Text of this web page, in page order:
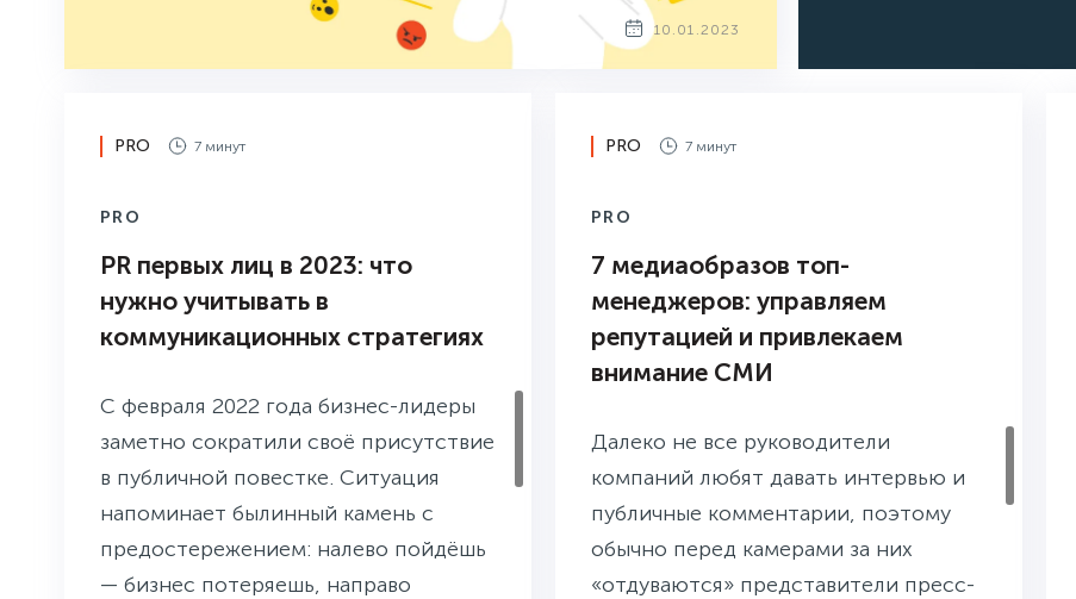
10.01.2023
PRO 7 минут
PRO
PR первых лиц в 2023: что
нужно учитывать в
коммуникационных стратегиях
С февраля 2022 года бизнес-лидеры
заметно сократили своё присутствие
в публичной повестке. Ситуация
напоминает былинный камень с
предостережением: налево пойдёшь
— бизнес потеряешь, направо
PRO 7 минут
PRO
7 медиаобразов топ-
менеджеров: управляем
репутацией и привлекаем
внимание СМИ
Далеко не все руководители
компаний любят давать интервью и
публичные комментарии, поэтому
обычно перед камерами за них
«отдуваются» представители пресс-